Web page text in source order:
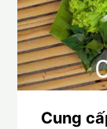
Cung